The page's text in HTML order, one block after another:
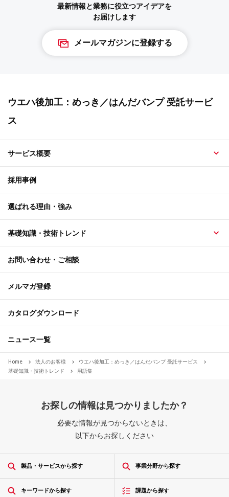
最新情報と業務に役立つアイデアを
お届けします
メールマガジンに登録する
ウエハ後加工：めっき／はんだバンプ 受託サービ
ス
サービス概要
採用事例
選ばれる理由・強み
基礎知識・技術トレンド
お問い合わせ・ご相談
メルマガ登録
カタログダウンロード
ニュース一覧
Home 法人のお客様
ウエハ後加工：めっき／はんだバンプ 受託サービス
基礎知識・技術トレンド
用語集
お探しの情報は見つかりましたか？
必要な情報が見つからないときは、
以下からお探しください
製品・サービスから探す 事業分野から探す
キーワードから探す 課題から探す